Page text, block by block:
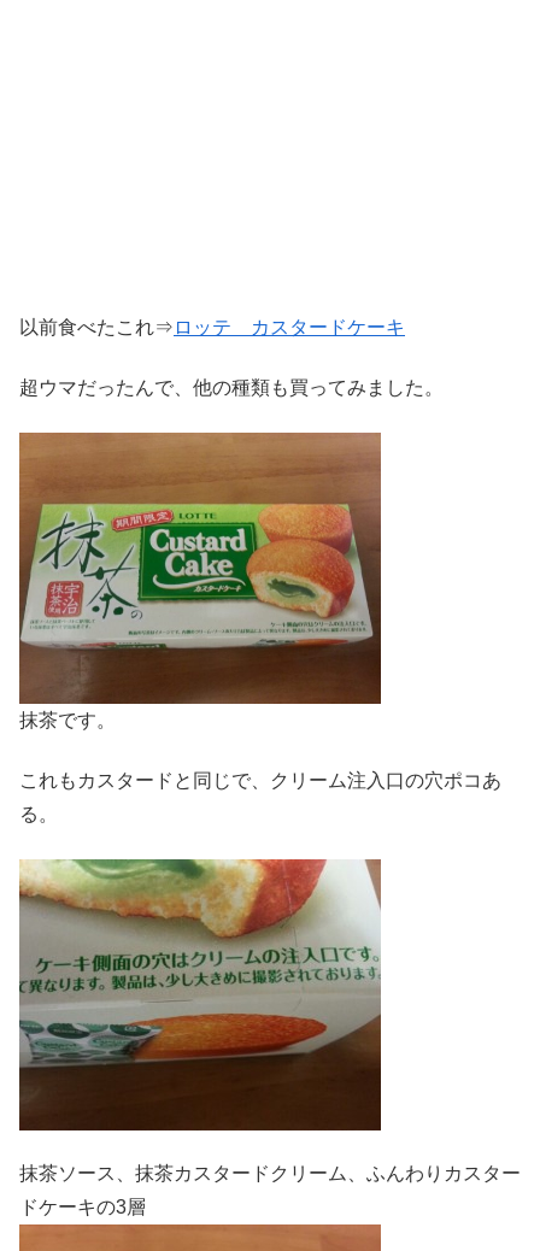
以前食べたこれ⇒ ロッテ カスタードケーキ
超ウマだったんで、他の種類も買ってみました。
抹茶です。
これもカスタードと同じで、クリーム注入口の穴ポコあ
る。
抹茶ソース、抹茶カスタードクリーム、ふんわりカスター
ドケーキの3層